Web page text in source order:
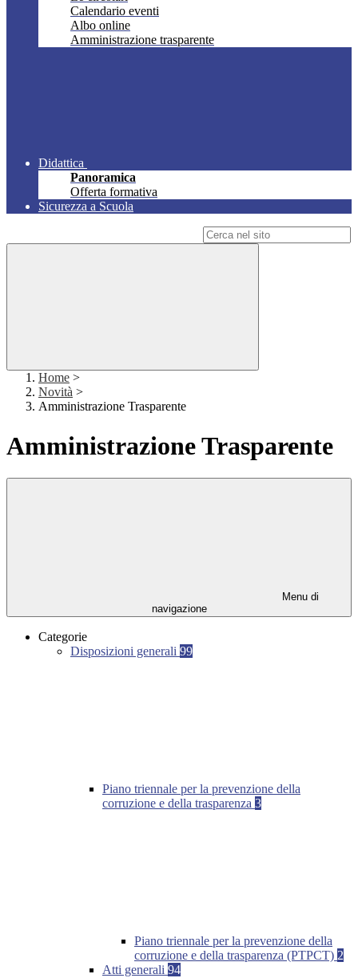
Calendario eventi
Albo online
Amministrazione trasparente
Didattica
Panoramica
Offerta formativa
Sicurezza a Scuola
Home >
Novità >
Amministrazione Trasparente
Amministrazione Trasparente
Menu di
navigazione
Categorie
Disposizioni generali 99
Piano triennale per la prevenzione della
corruzione e della trasparenza 3
Piano triennale per la prevenzione della
corruzione e della trasparenza (PTPCT) 2
Atti generali 94